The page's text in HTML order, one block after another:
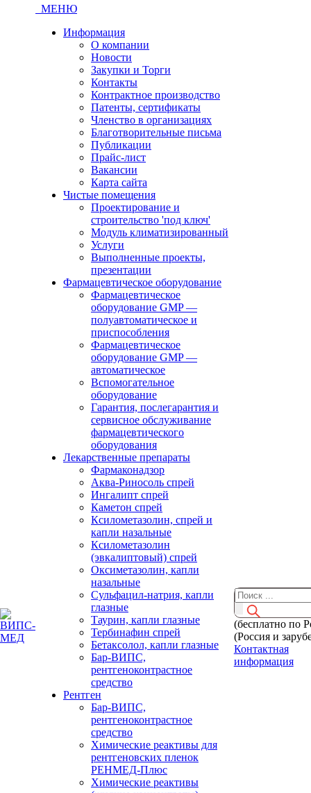
МЕНЮ
Информация
О компании
Новости
Закупки и Торги
Контакты
Контрактное производство
Патенты, сертификаты
Членство в организациях
Благотворительные письма
Публикации
Прайс-лист
Вакансии
Карта сайта
Чистые помещения
Проектирование и
строительство 'под ключ'
Модуль климатизированный
Услуги
Выполненные проекты,
презентации
Фармацевтическое оборудование
Фармацевтическое
оборудование GMP —
полуавтоматическое и
приспособления
Фармацевтическое
оборудование GMP —
автоматическое
Вспомогательное
оборудование
Гарантия, послегарантия и
сервисное обслуживание
фармацевтического
оборудования
Лекарственные препараты
Фармаконадзор
Аква-Риносоль спрей
Ингалипт спрей
Каметон спрей
Ксилометазолин, спрей и
капли назальные
Ксилометазолин
(эвкалиптовый) спрей
Оксиметазолин, капли
назальные
Сульфацил-натрия, капли
глазные
Таурин, капли глазные
Тербинафин спрей
Бетаксолол, капли глазные
Бар-ВИПС,
рентгеноконтрастное
средство
Рентген
Бар-ВИПС,
рентгеноконтрастное
средство
Химические реактивы для
рентгеновских пленок
РЕНМЕД-Плюс
Химические реактивы
(бесплатно по
(Россия и
Контактная
информация